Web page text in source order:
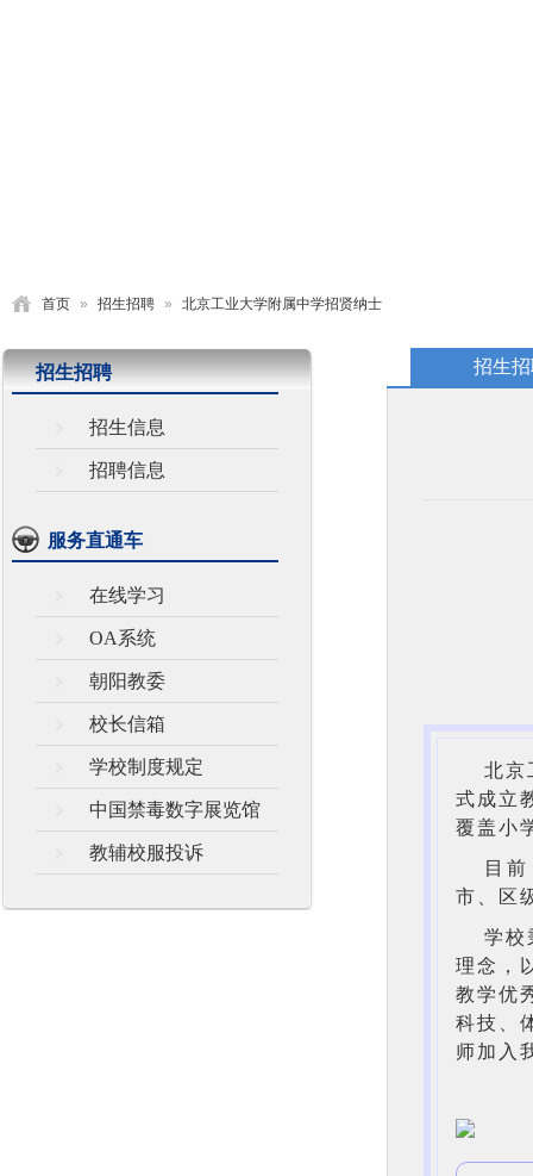
首页 » 招生招聘 » 北京工业大学附属中学招贤纳士
招生招聘
招生信息
招聘信息
服务直通车
在线学习
OA系统
朝阳教委
校长信箱
学校制度规定
中国禁毒数字展览馆
教辅校服投诉
招生
北京
式成立
覆盖小
目
市、区
学校
理念，
教学优
科技、
师加入